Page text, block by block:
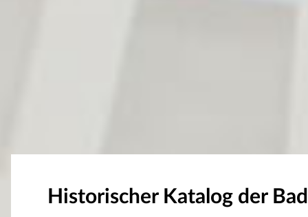
Historischer Katalog der